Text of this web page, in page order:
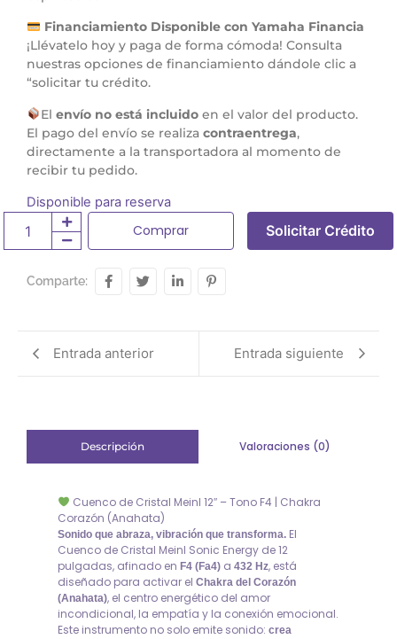
Financiamiento Disponible con Yamaha Financia
¡Llévatelo hoy y paga de forma cómoda! Consulta
nuestras opciones de financiamiento dándole clic a
“solicitar tu crédito.
El envío no está incluidoen el valor del producto.
El pago del envío se realiza contraentrega,
directamente a la transportadora al momento de
recibir tu pedido.
Disponible para reserva
Comprar Solicitar Crédito
Comparte:
Entrada anterior Entrada siguiente
Descripción Valoraciones (0)
Cuenco de Cristal Meinl 12″ – Tono F4 | Chakra
Corazón (Anahata)
Sonido que abraza, vibración que transforma. El
Cuenco de Cristal Meinl Sonic Energy de 12
pulgadas, afinado en F4 (Fa4) a 432 Hz, está
diseñado para activar el Chakra del Corazón
(Anahata), el centro energético del amor
incondicional, la empatía y la conexión emocional.
Este instrumento no solo emite sonido: crea